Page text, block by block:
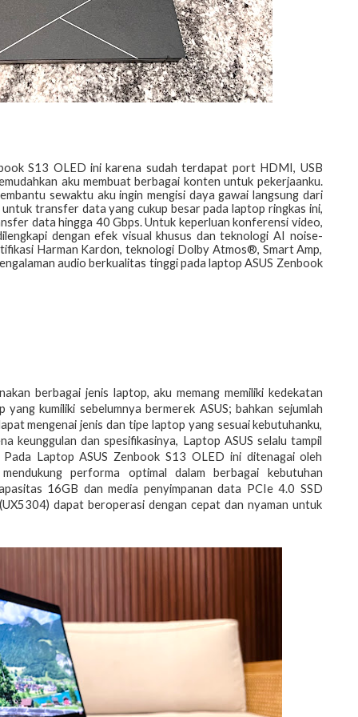
S13 OLED ini karena sudah terdapat port HDMI, USB
aku membuat berbagai konten untuk pekerjaanku.
sewaktu aku ingin mengisi daya gawai langsung dari
transfer data yang cukup besar pada laptop ringkas ini,
data hingga 40 Gbps. Untuk keperluan konferensi video,
dengan efek visual khusus dan teknologi AI noise-
Harman Kardon, teknologi Dolby Atmos®, Smart Amp,
audio berkualitas tinggi pada laptop ASUS Zenbook
berbagai jenis laptop, aku memang memiliki kedekatan
kumiliki sebelumnya bermerek ASUS; bahkan sejumlah
mengenai jenis dan tipe laptop yang sesuai kebutuhanku,
keunggulan dan spesifikasinya, Laptop ASUS selalu tampil
Laptop ASUS Zenbook S13 OLED ini ditenagai oleh
performa optimal dalam berbagai kebutuhan
16GB dan media penyimpanan data PCIe 4.0 SSD
dapat beroperasi dengan cepat dan nyaman untuk